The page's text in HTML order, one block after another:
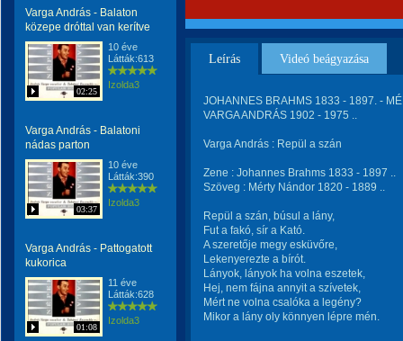
Varga András - Balaton
közepe dróttal van kerítve
02:25
10 éve
Látták:613
Izolda3
Varga András - Balatoni
nádas parton
03:37
10 éve
Látták:390
Izolda3
Varga András - Pattogatott
kukorica
01:08
11 éve
Látták:628
Izolda3
Leírás Videó beágyazása
JOHANNES BRAHMS 1833 - 1897. -
VARGA ANDRÁS 1902 - 1975 ..
Varga András : Repül a szán
Zene : Johannes Brahms 1833 - 1897 ..
Szöveg : Mérty Nándor 1820 - 1889 ..
Repül a szán, búsul a lány,
Fut a fakó, sír a Kató.
A szeretője megy esküvőre,
Lekenyerezte a bírót.
Lányok, lányok ha volna eszetek,
Hej, nem fájna annyit a szívetek,
Mért ne volna csalóka a legény?
Mikor a lány oly könnyen lépre mén.